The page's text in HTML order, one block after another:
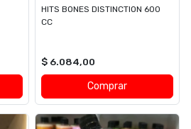
HITS BONES DISTINCTION 600
CC
$ 6.084,00
Comprar